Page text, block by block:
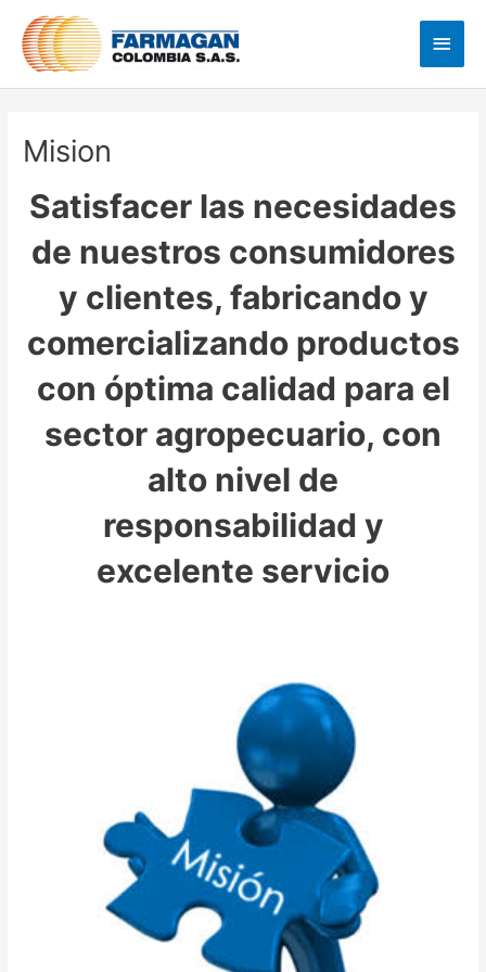
contenido
Mision
Satisfacer las necesidades
de nuestros consumidores
y clientes, fabricando y
comercializando productos
con óptima calidad para el
sector agropecuario, con
alto nivel de
responsabilidad y
excelente servicio